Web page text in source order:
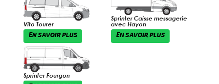
Vito Tourer
EN SAVOIR PLUS
Sprinter Caisse messagerie
avec Hayon
EN SAVOIR PLUS
Sprinter Fourgon